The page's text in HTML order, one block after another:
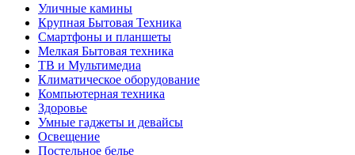
Уличные камины
Крупная Бытовая Техника
Смартфоны и планшеты
Мелкая Бытовая техника
ТВ и Мультимедиа
Климатическое оборудование
Компьютерная техника
Здоровье
Умные гаджеты и девайсы
Освещение
Постельное белье